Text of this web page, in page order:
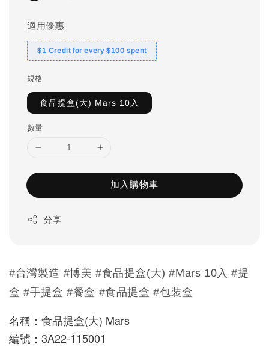
適用優惠
$1 Credit for every $100 spent
規格
食品提盒(大) Mars 10入
數量
加入購物車
分享
#台灣製造 #博美 #食品提盒(大) #Mars 10入 #提
盒 #手提盒 #餐盒 #食品提盒 #包裝盒
名稱：食品提盒(大) Mars
編號：3A22-115001